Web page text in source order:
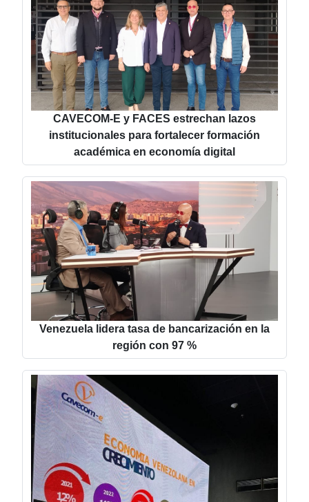
CAVECOM-E y FACES estrechan lazos
institucionales para fortalecer formación
académica en economía digital
Venezuela lidera tasa de bancarización en la
región con 97 %